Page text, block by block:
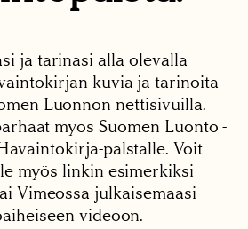
ja tarinasi alla olevalla
kuvia ja tarinoita
Luonnon nettisivuilla.
myös Suomen Luonto -
palstalle. Voit
myös linkin esimerkiksi
Vimeossa julkaisemaasi
videoon.